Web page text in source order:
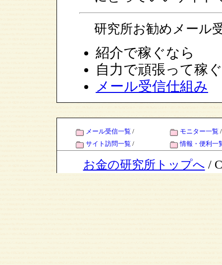
研究所お勧めメール
紹介で稼ぐなら
自力で頑張って
メール受信仕組み
メール受信一覧 / モニター一覧 /
サイト訪問一覧 / 情報・便利一
お金の研究所トップへ /